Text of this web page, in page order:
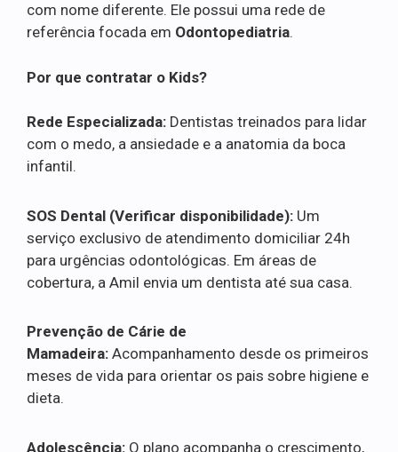
com nome diferente. Ele possui uma rede de
referência focada em Odontopediatria.
Por que contratar o Kids?
Rede Especializada: Dentistas treinados para lidar
com o medo, a ansiedade e a anatomia da boca
infantil.
SOS Dental (Verificar disponibilidade): Um
serviço exclusivo de atendimento domiciliar 24h
para urgências odontológicas. Em áreas de
cobertura, a Amil envia um dentista até sua casa.
Prevenção de Cárie de
Mamadeira: Acompanhamento desde os primeiros
meses de vida para orientar os pais sobre higiene e
dieta.
Adolescência: O plano acompanha o crescimento,